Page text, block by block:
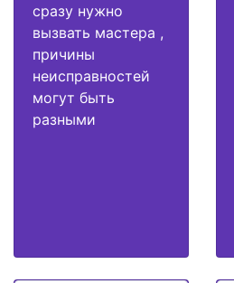
сразу нужно
вызвать мастера ,
причины
неисправностей
могут быть
разными